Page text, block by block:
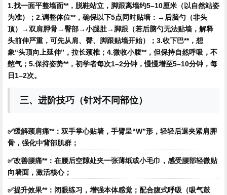
1.找一面平整墙面**，脱鞋站立，脚跟离墙约5–10厘米（以自然站姿
为准）； 2.调整体位**，确保以下5点同时贴墙：→后脑勺（非头
顶）→双肩胛骨→臀部→小腿肚→脚跟（若后脑勺无法贴墙，解释
头前伸严重，可先从肩、臀、脚跟贴墙开始）； 3.收下巴**，想
象“头顶向上延伸”，拉长颈椎； 4.微收小腹**，但保持自然呼吸，不
憋气； 5.保持姿势**，初学者每次1–2分钟，慢慢增至5–10分钟，每
日1–2次。
三、进阶技巧（针对不同部位）
✅缓解颈肩痛**：双手掌心贴墙，手臂呈“W”形，轻轻后退夹紧肩胛
骨，强化中背部肌群；
✅改善腰痛**：在腰后空隙处夹一张薄纸或小毛巾，感受腰部轻微贴
向墙面，激活核心；
✅提升效果**：闭眼练习，增强本体感觉；配合腹式呼吸（吸气鼓